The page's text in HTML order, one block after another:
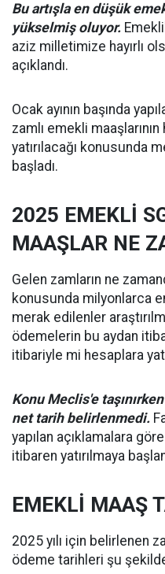
Bu artışla en düşük
yükselmiş oluyor.
aziz milletimize hayırlı
açıklandı.
Ocak ayının başında
zamlı emekli
yatırılacağı konusunda
başladı.
2025 EMEKLİ
MAAŞLAR NE
Gelen zamların ne
konusunda milyonlarca
merak edilenler
ödemelerin bu aydan
itibariyle mi hesaplara
Konu Meclis'e
net tarih belirlenmedi.
yapılan açıklamalara
itibaren yatırılmaya
EMEKLİ MAAŞ
2025 yılı için belirlenen
ödeme tarihleri şu şekilde